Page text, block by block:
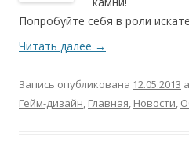
Попробуйте себя в роли
Читать далее →
Запись опубликована 12.05.2013
Гейм-дизайн, Главная, Новости,